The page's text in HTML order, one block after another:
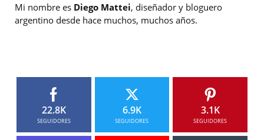
Mi nombre es Diego Mattei, diseñador y bloguero
argentino desde hace muchos, muchos años.
22.8K
SEGUIDORES
6.9K
SEGUIDORES
3.1K
SEGUIDORES